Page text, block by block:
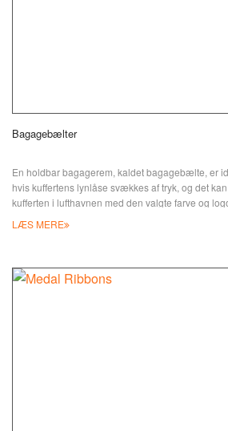
Bagagebælter
En holdbar bagagerem, kaldet bagagebælte, er
hvis kuffertens lynlåse svækkes af tryk, og det
kufferten i lufthavnen med den valgte farve og
og et personligt mærke eller logo kan printes på
LÆS MERE